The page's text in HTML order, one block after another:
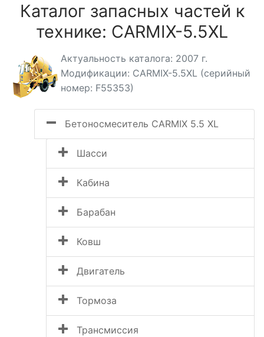
Каталог запасных частей к
технике: CARMIX-5.5XL
Актуальность каталога: 2007 г.
Модификации: CARMIX-5.5XL (серийный
номер: F55353)
Бетоносмеситель CARMIX 5.5 XL
Шасси
Кабина
Барабан
Ковш
Двигатель
Тормоза
Трансмиссия